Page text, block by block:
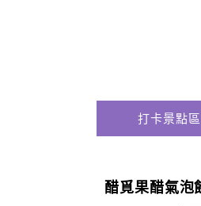
跟著瑪姬
Main Menu
打卡景點區
醋覓
醋覓果醋氣泡